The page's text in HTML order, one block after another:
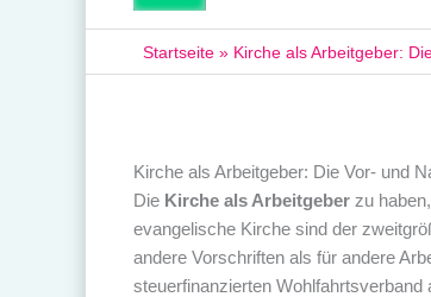
Startseite » Kirche als Arbeitgeber:
Kirche als Arbeitgeber: Die Vor- und
Die Kirche als Arbeitgeber zu
evangelische Kirche sind der
andere Vorschriften als für andere
steuerfinanzierten